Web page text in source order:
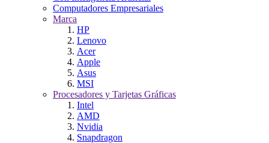
Computadores Empresariales
Marca
HP
Lenovo
Acer
Apple
Asus
MSI
Procesadores y Tarjetas Gráficas
Intel
AMD
Nvidia
Snapdragon